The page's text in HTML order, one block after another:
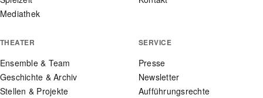
Mediathek
THEATER
Ensemble & Team
Geschichte & Archiv
Stellen & Projekte
SERVICE
Presse
Newsletter
Aufführungsrechte